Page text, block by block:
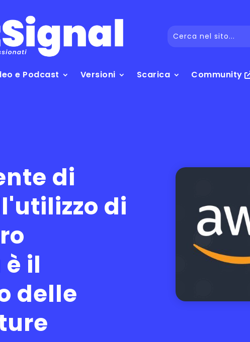
e Podcast Versioni Scarica Community
di
di
il
delle